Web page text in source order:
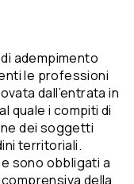
adempimento
le professioni
dall’entrata in
quale i compiti di
dei soggetti
territoriali.
sono obbligati a
della